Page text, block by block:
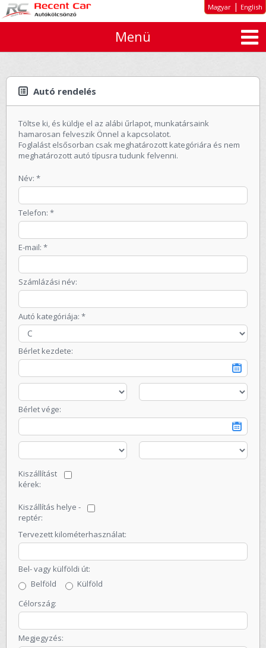
Magyar | English
Menü
Rólunk
Bérleti díjak
Tartós autóbérlés cégeknek
Ajánlatkérés
Autó rendelés
Töltse ki, és küldje el az alábi űrlapot, munkatársaink
hamarosan felveszik Önnel a kapcsolatot.
Foglalást elsősorban csak meghatározott kategóriára és nem
meghatározott autó típusra tudunk felvenni.
Név: *
Telefon: *
E-mail: *
Számlázási név:
Autó kategóriája: *
Bérlet kezdete:
Bérlet vége:
Kiszállítást
kérek:
Kiszállítás helye -
reptér:
Tervezett kilométerhasználat:
Bel- vagy külföldi út:
Belföld
Külföld
Célország:
Megjegyzés: